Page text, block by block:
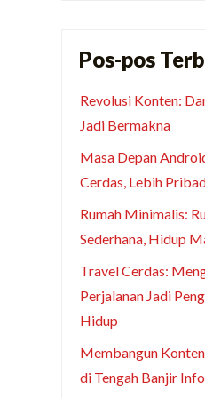
Pos-pos
Revolusi Konten:
Jadi Bermakna
Masa Depan
Cerdas, Lebih
Rumah Minimalis:
Sederhana, Hidup
Travel Cerdas:
Perjalanan Jadi
Hidup
Membangun
di Tengah Banjir